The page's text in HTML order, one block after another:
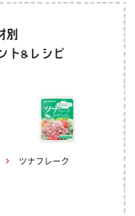
ツナフレーク